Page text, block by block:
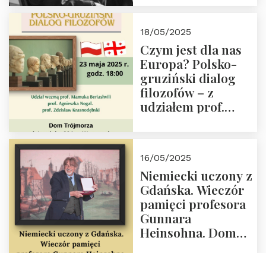
społeczny, członek
Kapituły Nagrody
im. Prezydenta
Lecha
Kaczyńskiego.
Wielki autorytet.
18/05/2025
Czym jest dla nas
Europa? Polsko-
gruziński dialog
filozofów – z
udziałem prof.
Dom Trójmorza 23
maja 2025 r. godz.
18:00.
16/05/2025
Niemiecki uczony z
Gdańska. Wieczór
pamięci profesora
Gunnara
Heinsohna. Dom